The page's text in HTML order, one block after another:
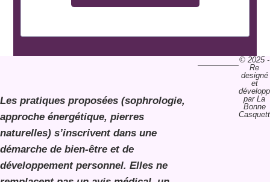
Les pratiques proposées (sophrologie,
approche énergétique, pierres
naturelles) s’inscrivent dans une
démarche de bien-être et de
développement personnel. Elles ne
© 2025 -
Re
designé
et
par La
Bonne